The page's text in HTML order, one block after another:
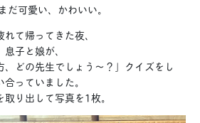
可愛い、かわいい。
て帰ってきた夜、
子と娘が、
、どの先生でしょう〜？」クイズをし
っていました。
り出して写真を1枚。